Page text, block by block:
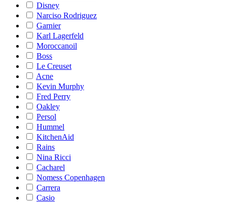
Disney
Narciso Rodriguez
Garnier
Karl Lagerfeld
Moroccanoil
Boss
Le Creuset
Acne
Kevin Murphy
Fred Perry
Oakley
Persol
Hummel
KitchenAid
Rains
Nina Ricci
Cacharel
Nomess Copenhagen
Carrera
Casio